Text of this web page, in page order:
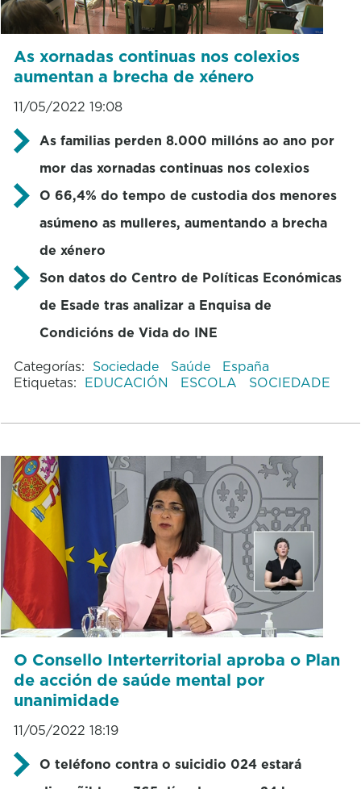
As xornadas continuas nos colexios
aumentan a brecha de xénero
11/05/2022 19:08
As familias perden 8.000 millóns ao ano por
mor das xornadas continuas nos colexios
O 66,4% do tempo de custodia dos menores
asúmeno as mulleres, aumentando a brecha
de xénero
Son datos do Centro de Políticas Económicas
de Esade tras analizar a Enquisa de
Condicións de Vida do INE
Categorías: Sociedade Saúde
España
Etiquetas: EDUCACIÓN ESCOLA SOCIEDADE
O Consello Interterritorial aproba o Plan
de acción de saúde mental por
unanimidade
11/05/2022 18:19
O teléfono contra o suicidio 024 estará